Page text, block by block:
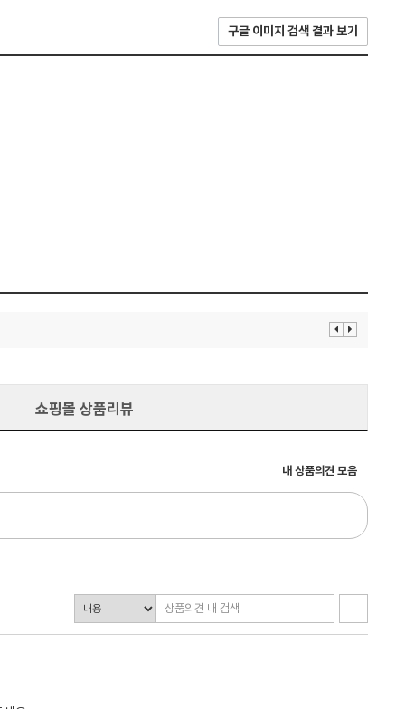
구글 이미지 검색 결과 보기
이 다
쇼핑몰 상품리뷰
내 상품의견 모음